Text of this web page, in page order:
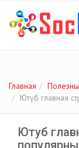
Главная
Ютуб главная
Ютуб